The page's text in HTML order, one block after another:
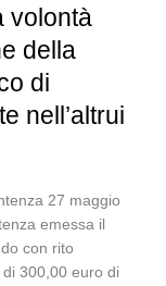
volontà
della
di
nell’altrui
27 maggio
emessa il
con rito
300,00 euro di